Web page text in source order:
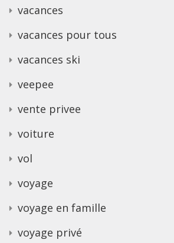
vacances
vacances pour tous
vacances ski
veepee
vente privee
voiture
vol
voyage
voyage en famille
voyage privé